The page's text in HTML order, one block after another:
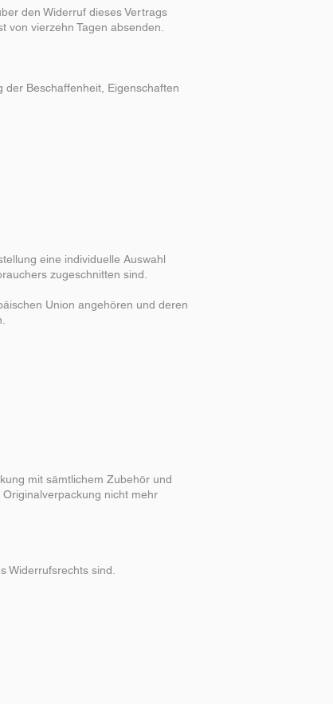
den Widerruf dieses Vertrags
von vierzehn Tagen absenden.
Beschaffenheit, Eigenschaften
eine individuelle Auswahl
zugeschnitten sind.
Union angehören und deren
mit sämtlichem Zubehör und
nicht mehr
Widerrufsrechts sind.